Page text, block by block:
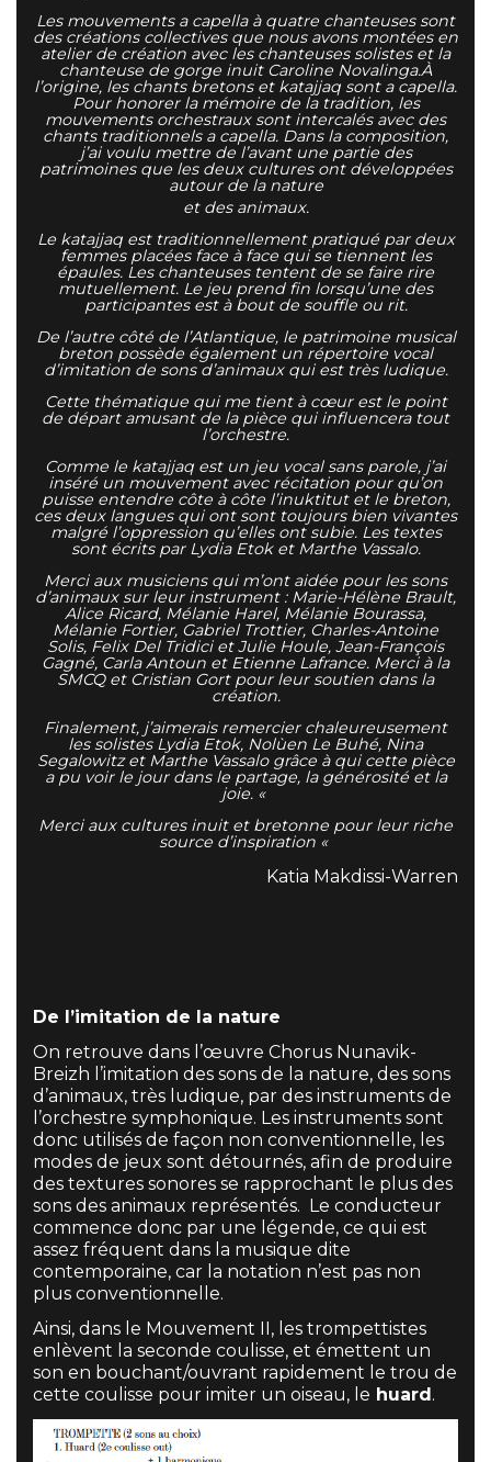
Les mouvements a capella à quatre chanteuses sont
des créations collectives que nous avons montées en
atelier de création avec les chanteuses solistes et la
chanteuse de gorge inuit Caroline Novalinga.À
l’origine, les chants bretons et katajjaq sont a capella.
Pour honorer la mémoire de la tradition, les
mouvements orchestraux sont intercalés avec des
chants traditionnels a capella. Dans la composition,
j’ai voulu mettre de l’avant une partie des
patrimoines que les deux cultures ont développées
autour de la nature
et des animaux.
Le katajjaq est traditionnellement pratiqué par deux
femmes placées face à face qui se tiennent les
épaules. Les chanteuses tentent de se faire rire
mutuellement. Le jeu prend fin lorsqu’une des
participantes est à bout de souffle ou rit.
De l’autre côté de l’Atlantique, le patrimoine musical
breton possède également un répertoire vocal
d’imitation de sons d’animaux qui est très ludique.
Cette thématique qui me tient à cœur est le point
de départ amusant de la pièce qui influencera tout
l’orchestre.
Comme le katajjaq est un jeu vocal sans parole, j’ai
inséré un mouvement avec récitation pour qu’on
puisse entendre côte à côte l’inuktitut et le breton,
ces deux langues qui ont sont toujours bien vivantes
malgré l’oppression qu’elles ont subie. Les textes
sont écrits par Lydia Etok et Marthe Vassalo.
Merci aux musiciens qui m’ont aidée pour les sons
d’animaux sur leur instrument : Marie-Hélène Brault,
Alice Ricard, Mélanie Harel, Mélanie Bourassa,
Mélanie Fortier, Gabriel Trottier, Charles-Antoine
Solis, Felix Del Tridici et Julie Houle, Jean-François
Gagné, Carla Antoun et Etienne Lafrance. Merci à la
SMCQ et Cristian Gort pour leur soutien dans la
création.
Finalement, j’aimerais remercier chaleureusement
les solistes Lydia Etok, Nolùen Le Buhé, Nina
Segalowitz et Marthe Vassalo grâce à qui cette pièce
a pu voir le jour dans le partage, la générosité et la
joie. «
Merci aux cultures inuit et bretonne pour leur riche
source d’inspiration «
Katia Makdissi-Warren
De l’imitation de la nature
On retrouve dans l’œuvre Chorus Nunavik-
Breizh l’imitation des sons de la nature, des sons
d’animaux, très ludique, par des instruments de
l’orchestre symphonique. Les instruments sont
donc utilisés de façon non conventionnelle, les
modes de jeux sont détournés, afin de produire
des textures sonores se rapprochant le plus des
sons des animaux représentés. Le conducteur
commence donc par une légende, ce qui est
assez fréquent dans la musique dite
contemporaine, car la notation n’est pas non
plus conventionnelle.
Ainsi, dans le Mouvement II, les trompettistes
enlèvent la seconde coulisse, et émettent un
son en bouchant/ouvrant rapidement le trou de
cette coulisse pour imiter un oiseau, le huard.